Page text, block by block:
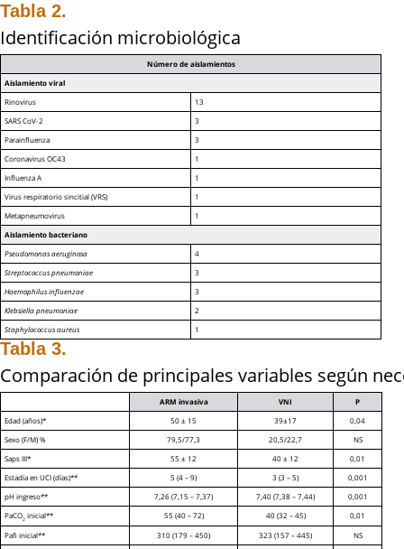
Tabla 2.
Identificación microbiológica
Número de aislamientos
Aislamiento viral
Rinovirus
13
SARS CoV-2
3
Parainfluenza
3
Coronavirus OC43
1
Influenza A
1
Virus respiratorio sincitial (VRS)
1
Metapneumovirus
1
Aislamiento bacteriano
Pseudomonas aeruginosa
4
Streptococcus pneumoniae
3
Haemophilus influenzae
3
Klebsiella pneumoniae
2
Staphylococcus aureus
1
Tabla 3.
Comparación de principales variables según
ARM invasiva VNI
P
Edad (años)*
50 ± 15 39±17
0,04
Sexo (F/M) %
79,5/77,3 20,5/22,7
NS
Saps III*
55 ± 12 40 ± 12
0,01
Estadía en UCI (días)**
5 (4 – 9) 3 (3 – 5)
0,001
pH ingreso**
7,26 (7,15 – 7,37) 7,40 (7,38 – 7,44)
0,001
PaCO2 inicial** 55 (40 – 72) 40 (32 – 45)
0,01
Pafi inicial**
310 (179 – 450) 323 (157 – 445) NS